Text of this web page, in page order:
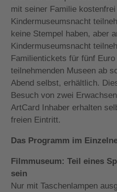
mit seiner Familie
Kindermuseumsnacht
keine Stempel haben, aber
Kindermuseumsnacht
Familientickets für fünf
teilnehmenden Museen ab
Abend selbst, erhältlich.
Besuch von zwei
ArtCard Inhaber erhalten
freien Eintritt.
Das Programm im
Filmmuseum: Teil eines
sein
Nur mit Taschenlampen